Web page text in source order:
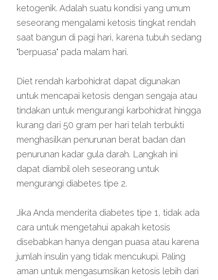
ketogenik. Adalah suatu kondisi yang umum
seseorang mengalami ketosis tingkat rendah
saat bangun di pagi hari, karena tubuh sedang
"berpuasa" pada malam hari.
Diet rendah karbohidrat dapat digunakan
untuk mencapai ketosis dengan sengaja atau
tindakan untuk mengurangi karbohidrat hingga
kurang dari 50 gram per hari telah terbukti
menghasilkan penurunan berat badan dan
penurunan kadar gula darah. Langkah ini
dapat diambil oleh seseorang untuk
mengurangi diabetes tipe 2.
Jika Anda menderita diabetes tipe 1, tidak ada
cara untuk mengetahui apakah ketosis
disebabkan hanya dengan puasa atau karena
jumlah insulin yang tidak mencukupi. Paling
aman untuk mengasumsikan ketosis lebih dari